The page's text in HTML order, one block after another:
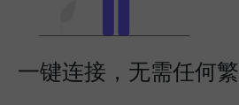
一键连接，无需任何